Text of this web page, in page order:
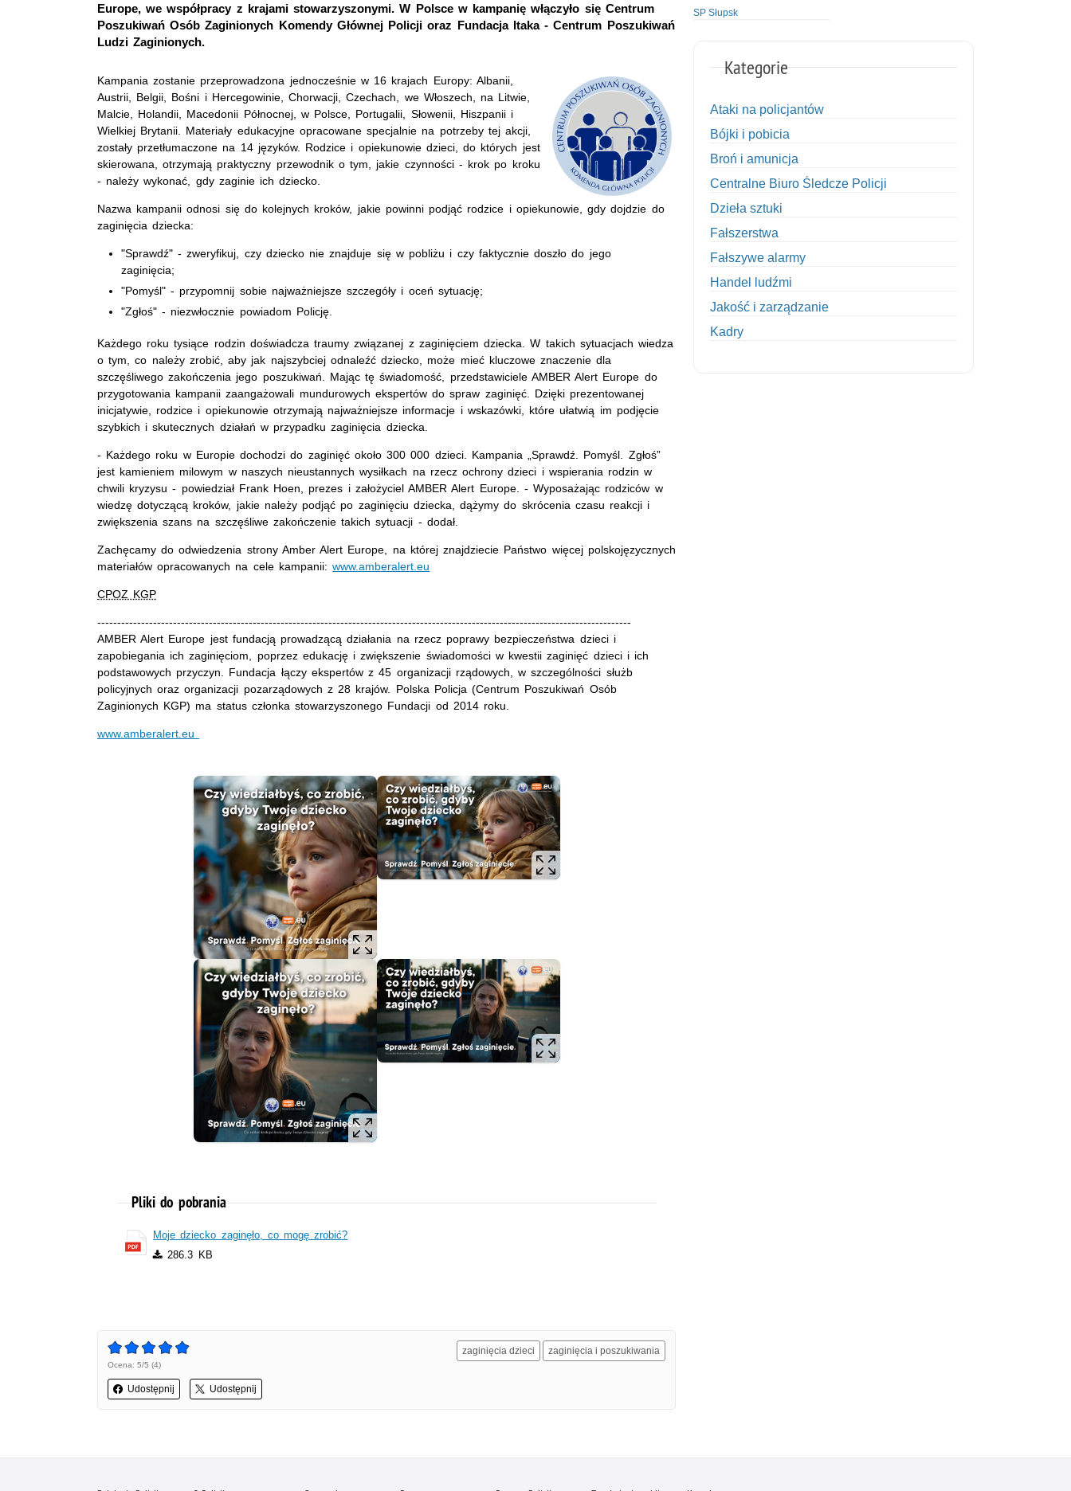
Europe, we współpracy z krajami stowarzyszonymi. W Polsce w kampanię włączyło się Centrum
Poszukiwań Osób Zaginionych Komendy Głównej Policji oraz Fundacja Itaka - Centrum Poszukiwań
Ludzi Zaginionych.
Kampania zostanie przeprowadzona jednocześnie w 16 krajach Europy: Albanii,
Austrii, Belgii, Bośni i Hercegowinie, Chorwacji, Czechach, we Włoszech, na Litwie,
Malcie, Holandii, Macedonii Północnej, w Polsce, Portugalii, Słowenii, Hiszpanii i
Wielkiej Brytanii. Materiały edukacyjne opracowane specjalnie na potrzeby tej akcji,
zostały przetłumaczone na 14 języków. Rodzice i opiekunowie dzieci, do których jest
skierowana, otrzymają praktyczny przewodnik o tym, jakie czynności - krok po kroku
- należy wykonać, gdy zaginie ich dziecko.
Nazwa kampanii odnosi się do kolejnych kroków, jakie powinni podjąć rodzice i opiekunowie, gdy dojdzie do
zaginięcia dziecka:
"Sprawdź" - zweryfikuj, czy dziecko nie znajduje się w pobliżu i czy faktycznie doszło do jego
zaginięcia;
"Pomyśl" - przypomnij sobie najważniejsze szczegóły i oceń sytuację;
"Zgłoś" - niezwłocznie powiadom Policję.
Każdego roku tysiące rodzin doświadcza traumy związanej z zaginięciem dziecka. W takich sytuacjach wiedza
o tym, co należy zrobić, aby jak najszybciej odnaleźć dziecko, może mieć kluczowe znaczenie dla
szczęśliwego zakończenia jego poszukiwań. Mając tę świadomość, przedstawiciele AMBER Alert Europe do
przygotowania kampanii zaangażowali mundurowych ekspertów do spraw zaginięć. Dzięki prezentowanej
inicjatywie, rodzice i opiekunowie otrzymają najważniejsze informacje i wskazówki, które ułatwią im podjęcie
szybkich i skutecznych działań w przypadku zaginięcia dziecka.
- Każdego roku w Europie dochodzi do zaginięć około 300 000 dzieci. Kampania „Sprawdź. Pomyśl. Zgłoś”
jest kamieniem milowym w naszych nieustannych wysiłkach na rzecz ochrony dzieci i wspierania rodzin w
chwili kryzysu - powiedział Frank Hoen, prezes i założyciel AMBER Alert Europe. - Wyposażając rodziców w
wiedzę dotyczącą kroków, jakie należy podjąć po zaginięciu dziecka, dążymy do skrócenia czasu reakcji i
zwiększenia szans na szczęśliwe zakończenie takich sytuacji - dodał.
Zachęcamy do odwiedzenia strony Amber Alert Europe, na której znajdziecie Państwo więcej polskojęzycznych
materiałów opracowanych na cele kampanii:www.amberalert.eu
CPOZ KGP
--------------------------------------------------------------------------------------------------------------------------------------
AMBER Alert Europe jest fundacją prowadzącą działania na rzecz poprawy bezpieczeństwa dzieci i
zapobiegania ich zaginięciom, poprzez edukację i zwiększenie świadomości w kwestii zaginięć dzieci i ich
podstawowych przyczyn. Fundacja łączy ekspertów z 45 organizacji rządowych, w szczególności służb
policyjnych oraz organizacji pozarządowych z 28 krajów. Polska Policja (Centrum Poszukiwań Osób
Zaginionych KGP) ma status członka stowarzyszonego Fundacji od 2014 roku.
www.amberalert.eu
Pliki do pobrania
Moje dziecko zaginęło, co mogę zrobić?
286.3 KB
Ocena: 5/5 (4)
Udostępnij Udostępnij
zaginięcia dzieci zaginięcia i poszukiwania
SP Słupsk
Kategorie
Ataki na policjantów
Bójki i pobicia
Broń i amunicja
Centralne Biuro Śledcze Policji
Dzieła sztuki
Fałszerstwa
Fałszywe alarmy
Handel ludźmi
Jakość i zarządzanie
Kadry